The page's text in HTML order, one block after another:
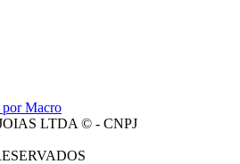
por Macro
LTDA © - CNPJ